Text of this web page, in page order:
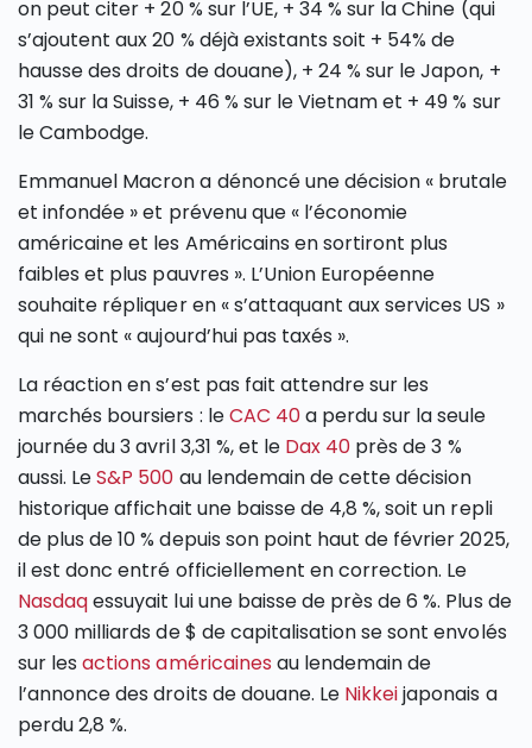
on peut citer + 20 % sur l’UE, + 34 % sur la Chine (qui
s’ajoutent aux 20 % déjà existants soit + 54% de
hausse des droits de douane), + 24 % sur le Japon, +
31 % sur la Suisse, + 46 % sur le Vietnam et + 49 % sur
le Cambodge.
Emmanuel Macron a dénoncé une décision « brutale
et infondée » et prévenu que « l’économie
américaine et les Américains en sortiront plus
faibles et plus pauvres ». L’Union Européenne
souhaite répliquer en « s’attaquant aux services US »
qui ne sont « aujourd’hui pas taxés ».
La réaction en s’est pas fait attendre sur les
marchés boursiers : leCAC 40a perdu sur la seule
journée du 3 avril 3,31 %, et le Dax 40 près de 3 %
aussi. LeS&P 500 au lendemain de cette décision
historique affichait une baisse de 4,8 %, soit un repli
de plus de 10 % depuis son point haut de février 2025,
il est donc entré officiellement en correction. Le
Nasdaqessuyait lui une baisse de près de 6 %. Plus de
3 000 milliards de $ de capitalisation se sont envolés
sur lesactions américaines au lendemain de
l’annonce des droits de douane. Le Nikkeijaponais a
perdu 2,8 %.